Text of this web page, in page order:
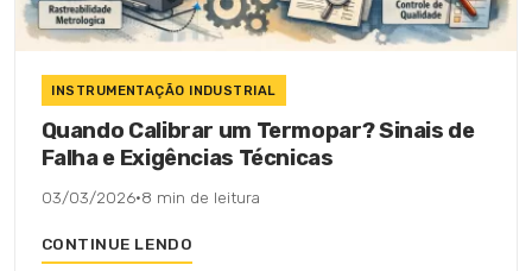
INSTRUMENTAÇÃO INDUSTRIAL
Quando Calibrar um Termopar? Sinais de
Falha e Exigências Técnicas
03/03/2026·8 min de leitura
CONTINUE LENDO